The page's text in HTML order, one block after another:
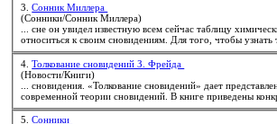
3.Сонник Миллера
(Сонники/Сонник Миллера)
... сне он увидел известную всем сейчас таблицу
относиться к своим сновидениям. Для того,
4.Толкование сновидений З. Фрейда
(Новости/Книги)
... сновидения. «Толкование сновидений» дает
современной теории сновидений. В книге приведены
5.Сонники